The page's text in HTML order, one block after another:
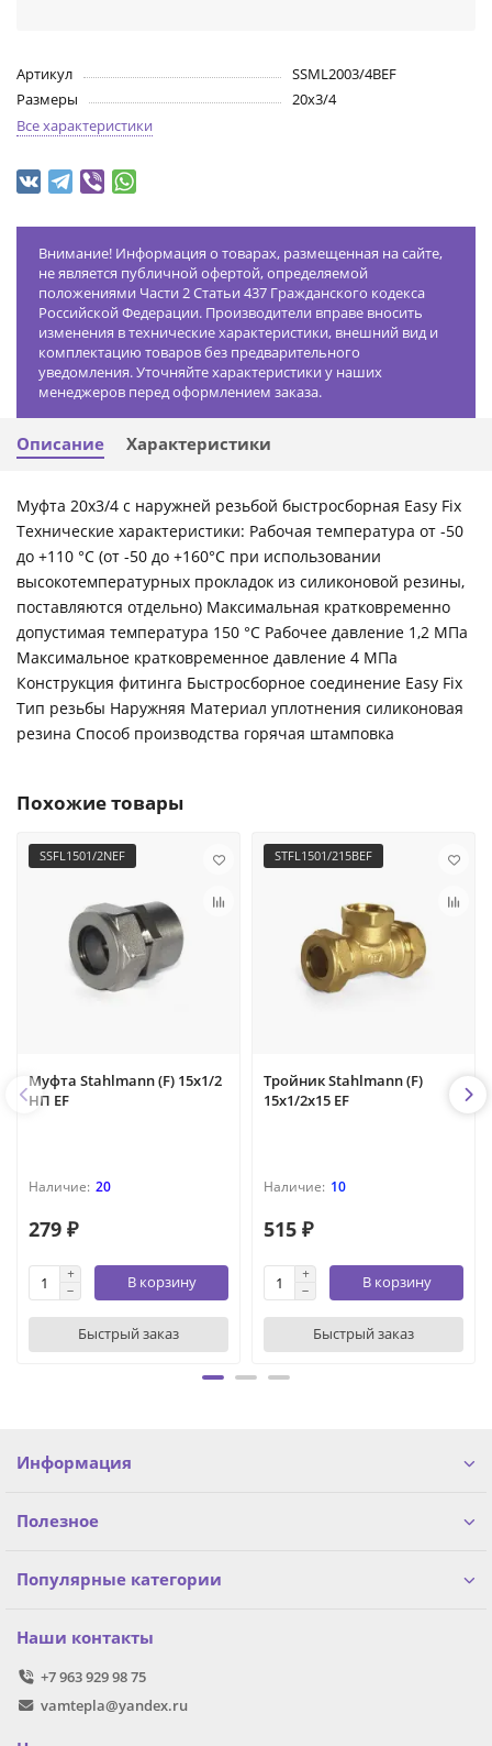
Артикул
SSML2003/4BEF
Размеры
20х3/4
Все характеристики
Внимание! Информация о товарах, размещенная на сайте,
не является публичной офертой, определяемой
положениями Части 2 Статьи 437 Гражданского кодекса
Российской Федерации. Производители вправе вносить
изменения в технические характеристики, внешний вид и
комплектацию товаров без предварительного
уведомления. Уточняйте характеристики у наших
менеджеров перед оформлением заказа.
Описание Характеристики
Муфта 20х3/4 с наружней резьбой быстросборная Easy Fix
Технические характеристики: Рабочая температура от -50
до +110 °С (от -50 до +160°С при использовании
высокотемпературных прокладок из силиконовой резины,
поставляются отдельно) Максимальная кратковременно
допустимая температура 150 °С Рабочее давление 1,2 МПа
Максимальное кратковременное давление 4 МПа
Конструкция фитинга Быстросборное соединение Easy Fix
Тип резьбы Наружняя Материал уплотнения силиконовая
резина Способ производства горячая штамповка
Похожие товары
SSFL1501/2NEF
Муфта Stahlmann (F) 15х1/2
НП EF
20
279 ₽
В корзину
Быстрый заказ
STFL1501/215BEF
Тройник Stahlmann (F)
15х1/2х15 EF
10
515 ₽
В корзину
Быстрый заказ
Информация
Полезное
Популярные категории
Наши контакты
+7 963 929 98 75
vamtepla@yandex.ru